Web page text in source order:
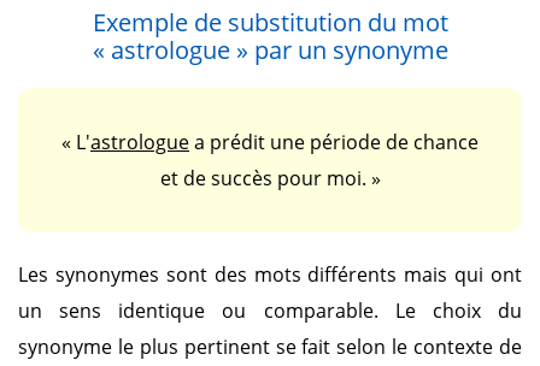
Exemple de substitution du mot
« astrologue » par un synonyme
« L'astrologuea prédit une période de chance
et de succès pour moi. »
Les synonymes sont des mots différents mais qui ont
un sens identique ou comparable. Le choix du
synonyme le plus pertinent se fait selon le contexte de